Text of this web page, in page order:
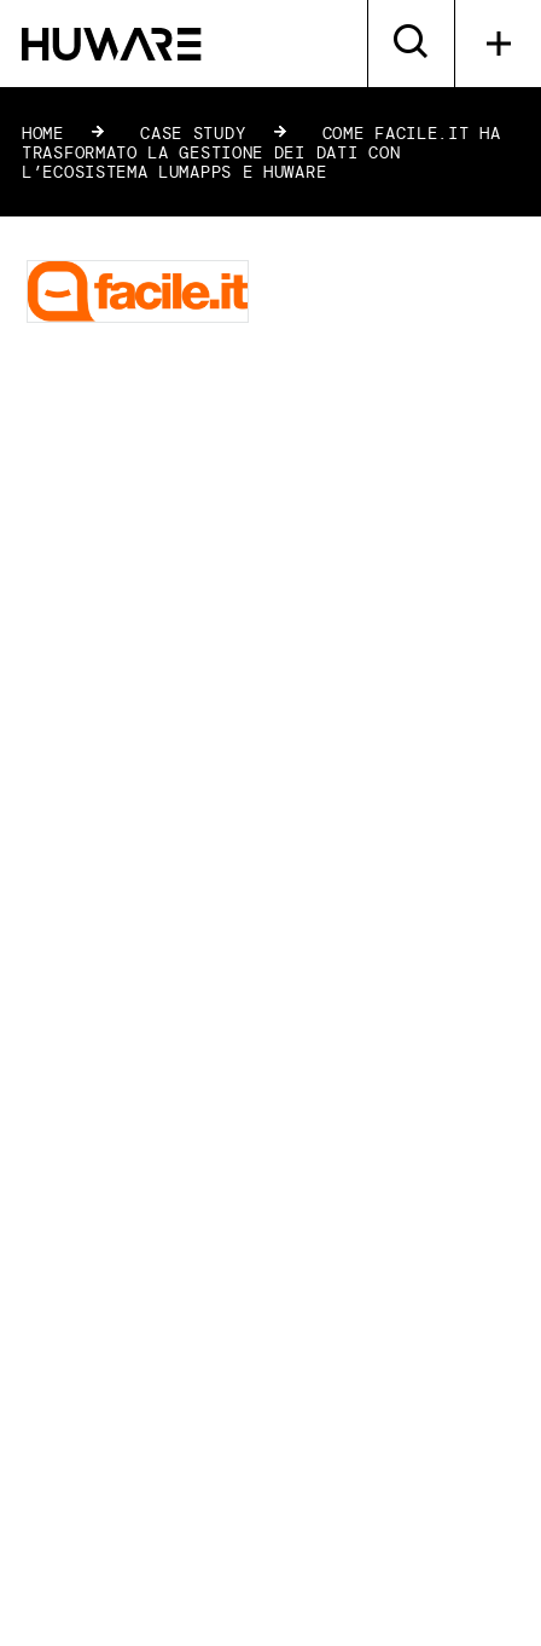
HOME » CASE STUDY »
COME FACILE.IT HA
TRASFORMATO LA GESTIONE DEI DATI CON
L’ECOSISTEMA LUMAPPS E HUWARE